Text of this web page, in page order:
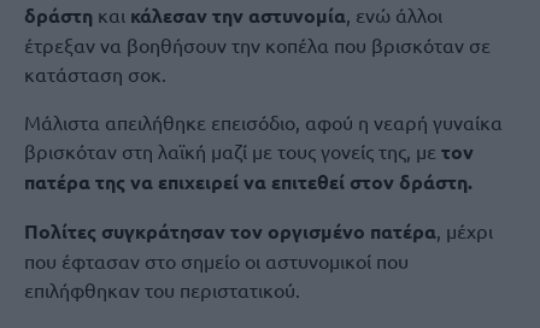
δράστη και κάλεσαν την αστυνομία, ενώ άλλοι
έτρεξαν να βοηθήσουν την κοπέλα που βρισκόταν σε
κατάσταση σοκ.
Μάλιστα απειλήθηκε επεισόδιο, αφού η νεαρή γυναίκα
βρισκόταν στη λαϊκή μαζί με τους γονείς της, με τον
πατέρα της να επιχειρεί να επιτεθεί στον δράστη.
Πολίτες συγκράτησαν τον οργισμένο πατέρα, μέχρι
που έφτασαν στο σημείο οι αστυνομικοί που
επιλήφθηκαν του περιστατικού.